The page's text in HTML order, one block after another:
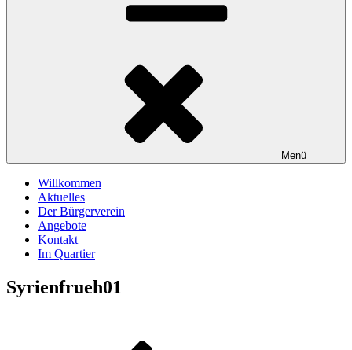
Menü
Willkommen
Aktuelles
Der Bürgerverein
Angebote
Kontakt
Im Quartier
Syrienfrueh01